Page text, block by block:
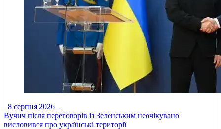
8 серпня 2026
Вучич після переговорів із Зеленським неочікувано
висловився про українські території